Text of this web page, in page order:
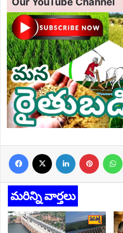
Facebook LinkedIn Pinterest
మరిన్ని వార్తలు